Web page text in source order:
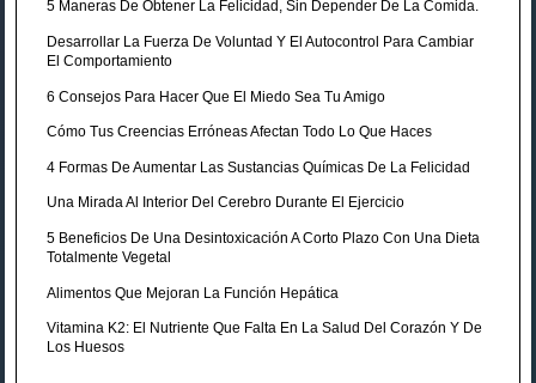
5 Maneras De Obtener La Felicidad, Sin Depender De La Comida.
Desarrollar La Fuerza De Voluntad Y El Autocontrol Para Cambiar
El Comportamiento
6 Consejos Para Hacer Que El Miedo Sea Tu Amigo
Cómo Tus Creencias Erróneas Afectan Todo Lo Que Haces
4 Formas De Aumentar Las Sustancias Químicas De La Felicidad
Una Mirada Al Interior Del Cerebro Durante El Ejercicio
5 Beneficios De Una Desintoxicación A Corto Plazo Con Una Dieta
Totalmente Vegetal
Alimentos Que Mejoran La Función Hepática
Vitamina K2: El Nutriente Que Falta En La Salud Del Corazón Y De
Los Huesos